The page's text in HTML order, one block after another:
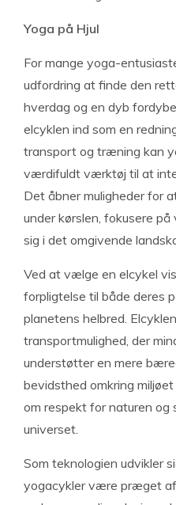
Yoga på Hjul
For mange yoga-
udfordring at finde den
hverdag og en dyb
elcyklen ind som en
transport og træning kan
værdifuldt værktøj til at
Det åbner muligheder for
under kørslen, fokusere
sig i det omgivende
Ved at vælge en elcykel
forpligtelse til både deres
planetens helbred.
transportmulighed, der
understøtter en mere
bevidsthed omkring
om respekt for naturen og
universet.
Som teknologien udvikler
yogacykler være præget